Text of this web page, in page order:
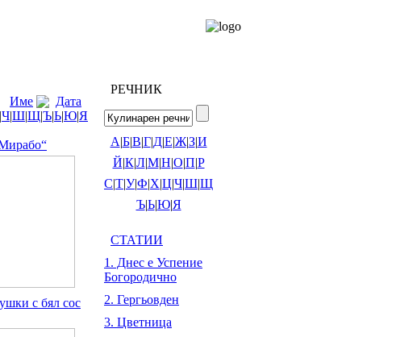
Име
Дата
|Ч|Ш|Щ|Ъ|Ь|Ю|Я
с бял сос
РЕЧНИК
А|Б|В|Г|Д|Е|Ж|З|И
Й|К|Л|М|Н|О|П|Р
С|Т|У|Ф|Х|Ц|Ч|Ш|Щ
Ъ|Ь|Ю|Я
СТАТИИ
1. Днес е Успение
Богородично
2. Гергьовден
3. Цветница